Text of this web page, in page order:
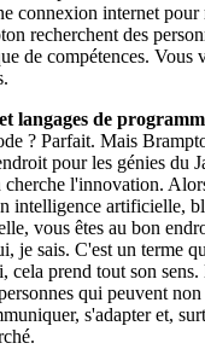
connexion internet pour
recherchent des
de compétences. Vous
langages de
? Parfait. Mais
pour les génies du
l'innovation.
intelligence artificielle,
vous êtes au bon
je sais. C'est un terme
cela prend tout son sens.
qui peuvent
s'adapter et,